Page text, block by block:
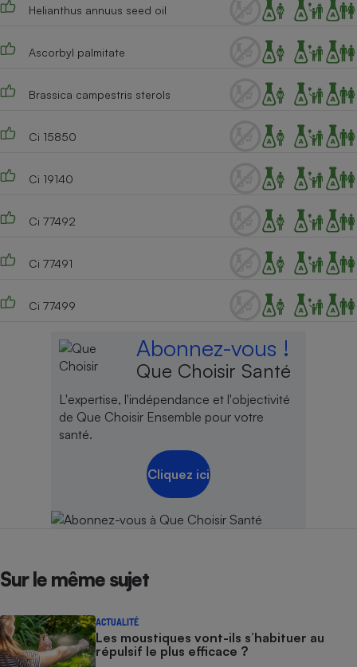
Helianthus annuus seed oil
Ascorbyl palmitate
Brassica campestris sterols
Ci 15850
Ci 19140
Ci 77492
Ci 77491
Ci 77499
Abonnez-vous !
Que Choisir Santé
L'expertise, l'indépendance et l'objectivité
de Que Choisir Ensemble pour votre
santé.
Cliquez ici
Sur le même sujet
ACTUALITÉ
Les moustiques vont-ils s’habituer au
répulsif le plus efficace ?